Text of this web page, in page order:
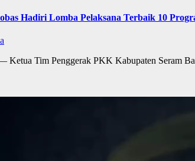
Hadiri Lomba Pelaksana Terbaik 10
Tim Penggerak PKK Kabupaten Seram